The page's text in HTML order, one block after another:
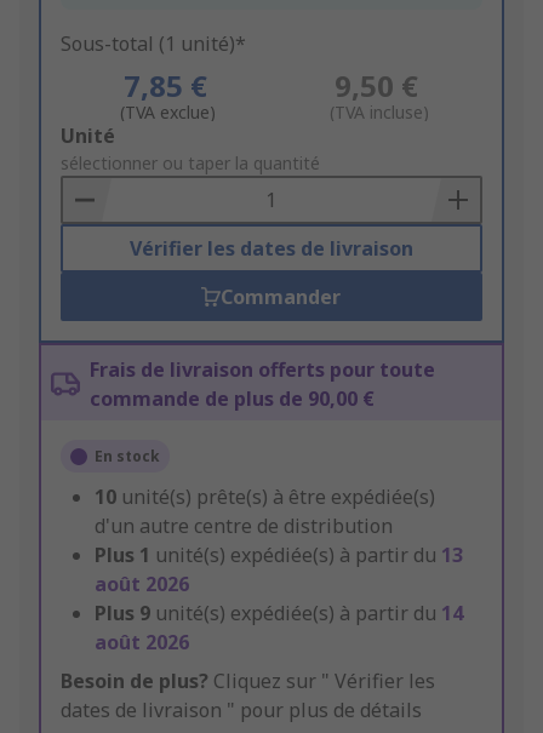
Sous-total (1 unité)*
7,85 €
(TVA exclue)
9,50 €
(TVA incluse)
Add
to
Basket
Unité
sélectionner ou taper la quantité
Vérifier les dates de livraison
Commander
Frais de livraison offerts pour toute
commande de plus de 90,00 €
En stock
10 unité(s) prête(s) à être expédiée(s)
d'un autre centre de distribution
Plus 1 unité(s) expédiée(s) à partir du 13
août 2026
Plus 9 unité(s) expédiée(s) à partir du 14
août 2026
Besoin de plus? Cliquez sur " Vérifier les
dates de livraison " pour plus de détails